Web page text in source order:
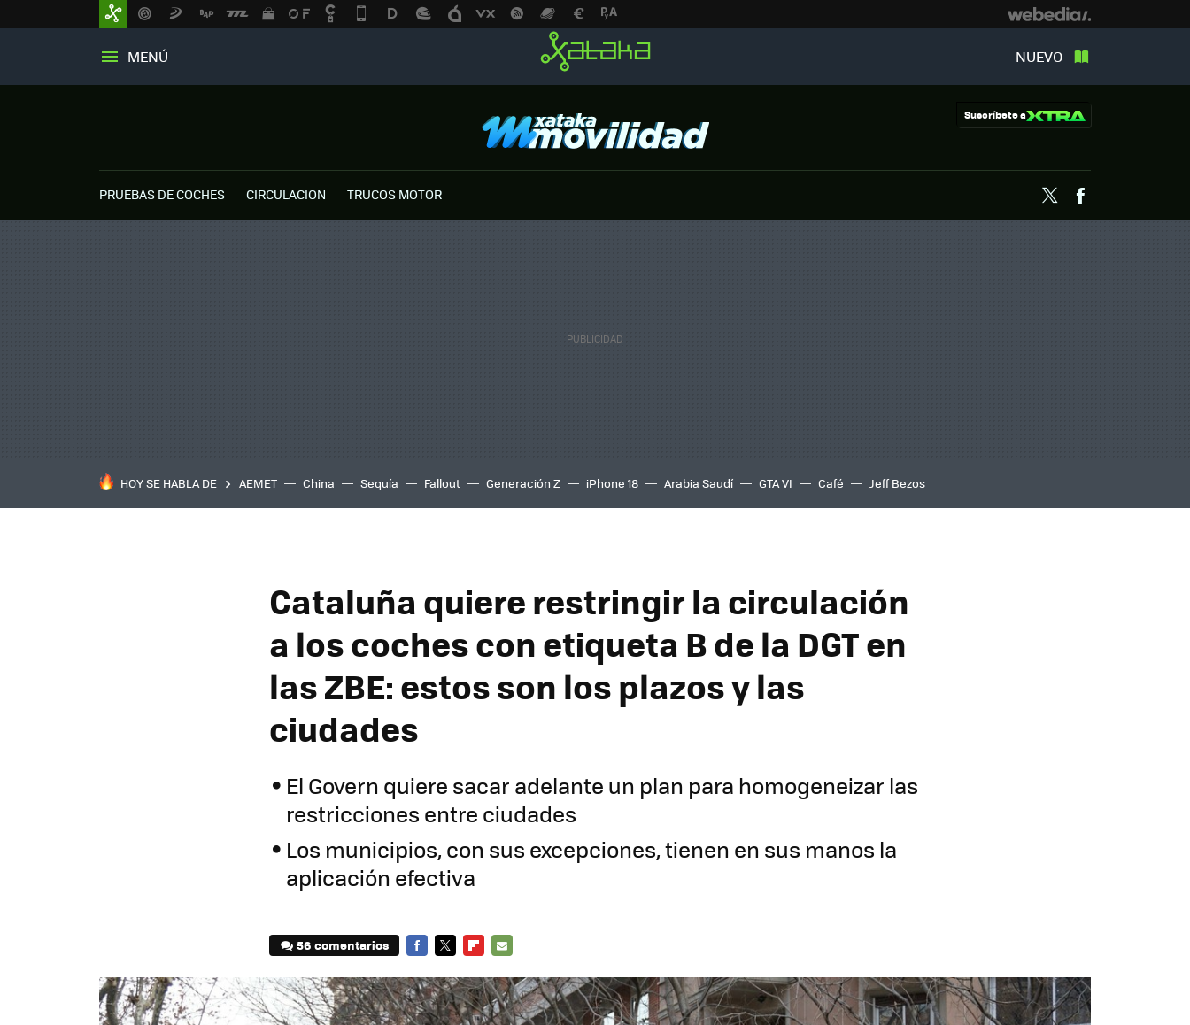
MENÚ NUEVO
Suscríbete a
PRUEBAS DE COCHES CIRCULACION TRUCOS MOTOR Twitter
HOY SE HABLA DE AEMET China Sequía Fallout Generación Z iPhone 18 Arabia Saudí GTA VI Café Jeff Bezos
Cataluña quiere restringir la circulación
a los coches con etiqueta B de la DGT en
las ZBE: estos son los plazos y las
ciudades
El Govern quiere sacar adelante un plan para homogeneizar las
restricciones entre ciudades
Los municipios, con sus excepciones, tienen en sus manos la
aplicación efectiva
56 comentarios
MAIL